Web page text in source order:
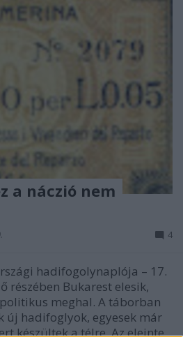
a náczió nem
4
hadifogolynaplója – 17.
részében Bukarest elesik,
politikus meghal. A táborban
új hadifoglyok, egyesek már
készültek a télre. Az eleinte